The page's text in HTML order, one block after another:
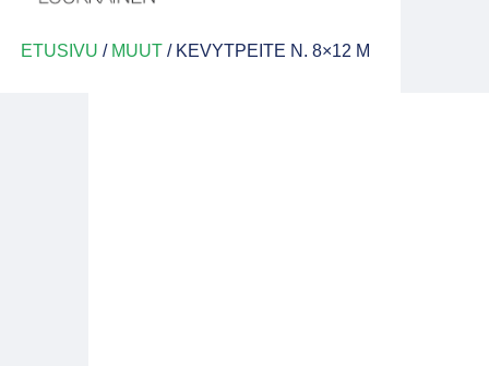
ETUSIVU / MUUT/ KEVYTPEITE N. 8×12 M